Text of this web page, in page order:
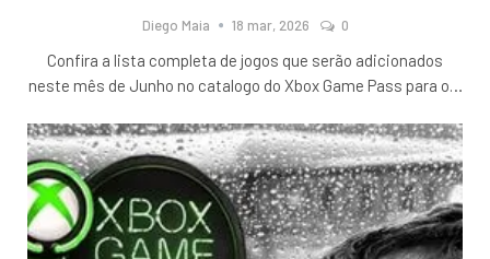
Diego Maia 18 mar, 2026 0
Confira a lista completa de jogos que serão adicionados
neste mês de Junho no catalogo do Xbox Game Pass para o…